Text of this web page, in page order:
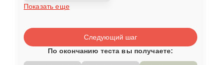
Показать еще
Следующий шаг
По окончанию теста вы получаете: